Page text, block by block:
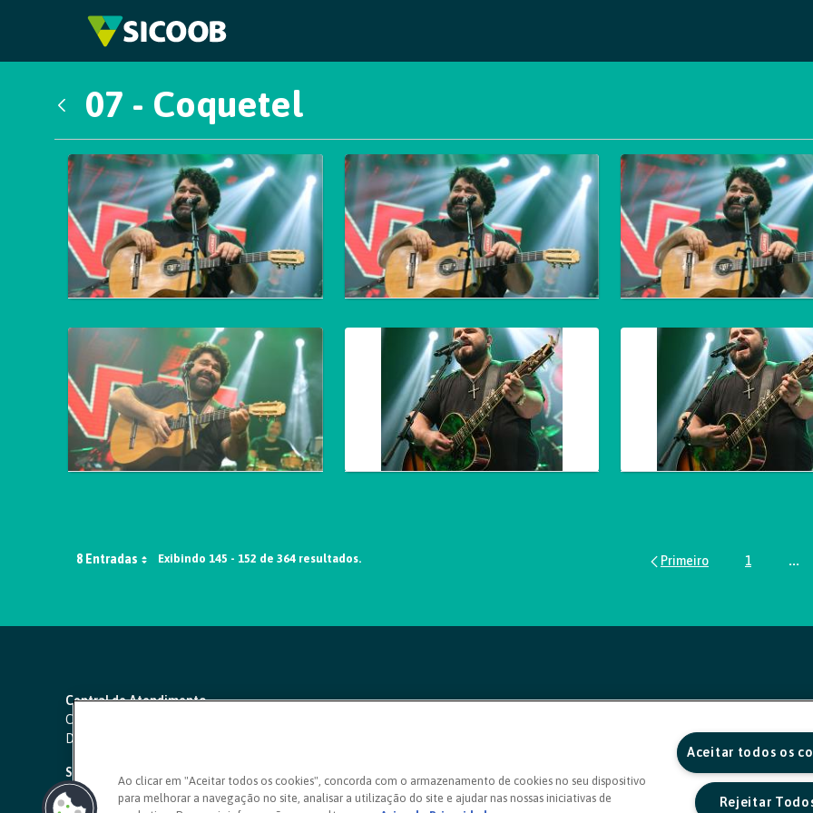
Pular para o Conteúdo principal
07 - Coquetel
Galeria de Mídias
8 Entradas Exibindo 145 - 152 de 364 resultados.
Página
1 ...
Central de Atendimento
Capitais e regiões metropolitanas:
Demais localidades:
SAC 24 horas
Ouvidoria
Ao clicar em "Aceitar todos os cookies", concorda com o armazenamento de cookies no seu dispositivo
para melhorar a navegação no site, analisar a utilização do site e ajudar nas nossas iniciativas de
Aceitar todos os
Rejeitar